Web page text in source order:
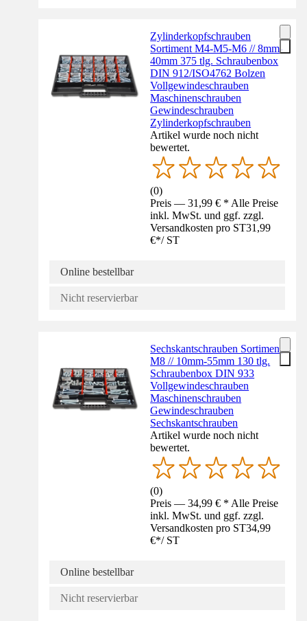
Zylinderkopfschrauben
Sortiment M4-M5-M6 // 8mm-
40mm 375 tlg. Schraubenbox
DIN 912/ISO4762 Bolzen
Vollgewindeschrauben
Maschinenschrauben
Gewindeschrauben
Zylinderkopfschrauben
Artikel wurde noch nicht
bewertet.
(0)
Preis — 31,99 € * Alle Preise
inkl. MwSt. und ggf. zzgl.
Versandkosten pro ST31,99
€*/ ST
Online bestellbar
Nicht reservierbar
Sechskantschrauben Sortiment
M8 // 10mm-55mm 130 tlg.
Schraubenbox DIN 933
Vollgewindeschrauben
Maschinenschrauben
Gewindeschrauben
Sechskantschrauben
Artikel wurde noch nicht
bewertet.
(0)
Preis — 34,99 € * Alle Preise
inkl. MwSt. und ggf. zzgl.
Versandkosten pro ST34,99
€*/ ST
Online bestellbar
Nicht reservierbar